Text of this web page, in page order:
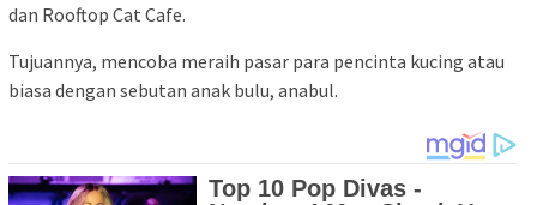
dan Rooftop Cat Cafe.
Tujuannya, mencoba meraih pasar para pencinta kucing atau
biasa dengan sebutan anak bulu, anabul.